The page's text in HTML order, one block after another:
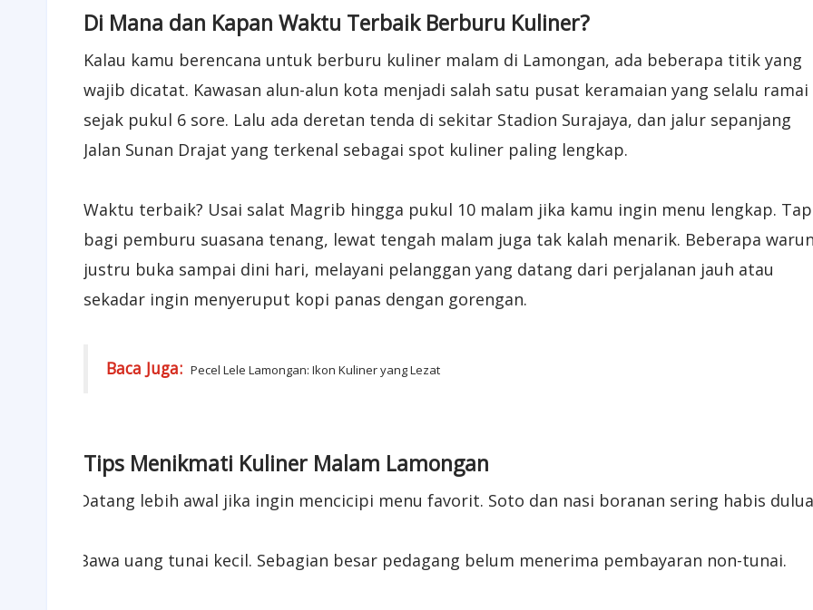
Di Mana dan Kapan Waktu Terbaik Berburu Kuliner?
Kalau kamu berencana untuk berburu kuliner malam di Lamongan, ada beberapa titik yang
wajib dicatat. Kawasan alun-alun kota menjadi salah satu pusat keramaian yang selalu ramai
sejak pukul 6 sore. Lalu ada deretan tenda di sekitar Stadion Surajaya, dan jalur sepanjang
Jalan Sunan Drajat yang terkenal sebagai spot kuliner paling lengkap.
Waktu terbaik? Usai salat Magrib hingga pukul 10 malam jika kamu ingin menu lengkap.
bagi pemburu suasana tenang, lewat tengah malam juga tak kalah menarik. Beberapa
justru buka sampai dini hari, melayani pelanggan yang datang dari perjalanan jauh atau
sekadar ingin menyeruput kopi panas dengan gorengan.
Baca Juga: Pecel Lele Lamongan: Ikon Kuliner yang Lezat
Tips Menikmati Kuliner Malam Lamongan
Datang lebih awal jika ingin mencicipi menu favorit. Soto dan nasi boranan sering habis
Bawa uang tunai kecil. Sebagian besar pedagang belum menerima pembayaran non-tunai.